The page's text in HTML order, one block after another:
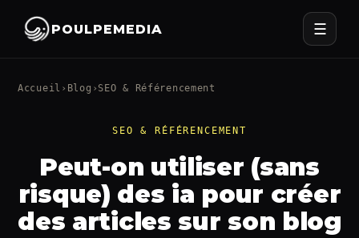
POULPEMEDIA ☰
Accueil › Blog › SEO & Référencement
SEO & RÉFÉRENCEMENT
Peut-on utiliser (sans
risque) des ia pour créer
des articles sur son blog